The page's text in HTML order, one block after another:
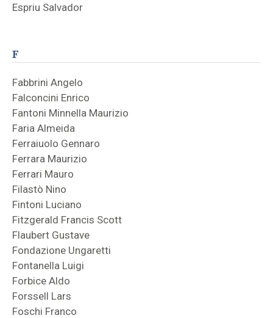
Espriu Salvador
F
Fabbrini Angelo
Falconcini Enrico
Fantoni Minnella Maurizio
Faria Almeida
Ferraiuolo Gennaro
Ferrara Maurizio
Ferrari Mauro
Filastò Nino
Fintoni Luciano
Fitzgerald Francis Scott
Flaubert Gustave
Fondazione Ungaretti
Fontanella Luigi
Forbice Aldo
Forssell Lars
Foschi Franco